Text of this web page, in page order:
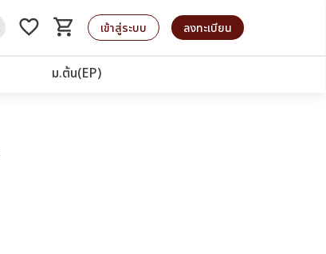
favorite_border shopping_cart
รถเข็น เข้าสู่ระบบ ลงทะเบียน
ม.ต้น(EP)